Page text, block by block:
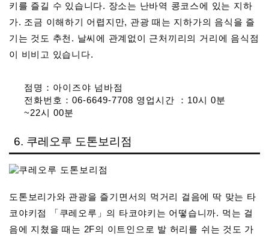
키를 즐길 수 있습니다. 장소는 난바역 콩코스에 있는 지하
가. 조금 이해하기 어렵지만, 관광 때는 지하가의 음식을 즐
기는 것도 추천. 날씨에 관계없이 근처끼리의 거리에 음식점
이 비비고 있습니다.
점명：아이즈야 넘바점
전화번호：06-6649-7708 영업시간 ：10시 0분
~22시 00분
6. 쿠레오루 도톤보리점
도톤보리가와 관광을 즐기면서의 먹거리 걸음에 딱 맞는 타
코야키점 「쿠레오루」의 타코야키는 어떻습니까. 먹는 걸
음에 지쳤을 때는 2F의 이트인으로 발 허리를 쉬는 것도 가